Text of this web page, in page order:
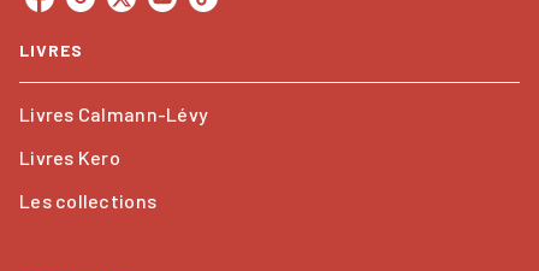
LIVRES
Livres Calmann-Lévy
Livres Kero
Les collections